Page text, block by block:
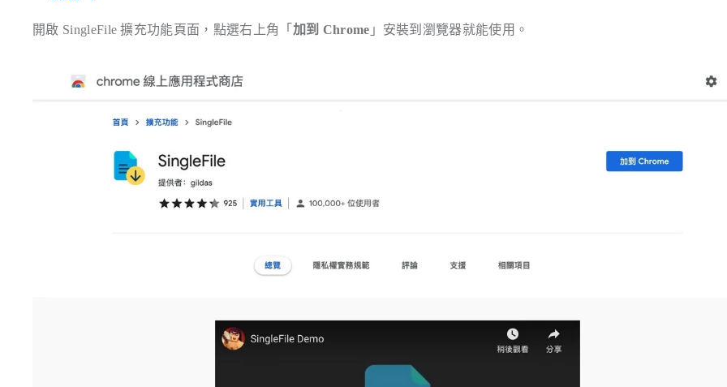
開啟 SingleFile 擴充功能頁面，點選右上角「 加到 Chrome 」安裝到瀏覽器就能使用。